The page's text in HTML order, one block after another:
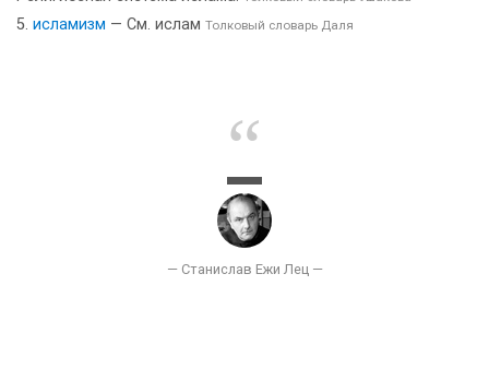
исламизм — См. ислам Толковый словарь Даля